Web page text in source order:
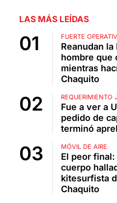
LAS MÁS LEÍDAS
FUERTE
Reanudan
hombre que
mientras
Chaquito
REQUERIMIENTO
Fue a ver a
pedido de
terminó
MÓVIL DE AIRE
El peor
cuerpo
kitesurfista
Chaquito